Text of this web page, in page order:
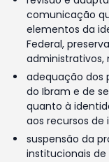
comunicação
elementos da
Federal,
administrativos,
adequação dos
do Ibram e de
quanto à
aos recursos de
suspensão da
institucionais